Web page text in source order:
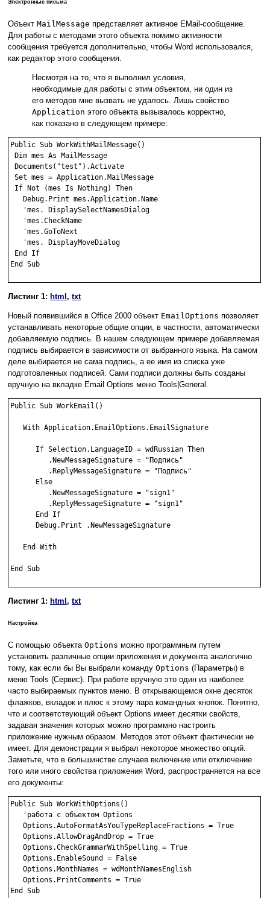
Электронные письма
Объект MailMessage представляет активное EMail-сообщение.
Для работы с методами этого объекта помимо активности
сообщения требуется дополнительно, чтобы Word использовался,
как редактор этого сообщения.
Несмотря на то, что я выполнил условия,
необходимые для работы с этим объектом, ни один из
его методов мне вызвать не удалось. Лишь свойство
Application этого объекта вызывалось корректно,
как показано в следующем примере:
Public Sub WorkWithMailMessage()
Dim mes As MailMessage
Documents("test").Activate
Set mes = Application.MailMessage
If Not (mes Is Nothing) Then
   Debug.Print mes.Application.Name
   'mes. DisplaySelectNamesDialog
   'mes.CheckName
   'mes.GoToNext
   'mes. DisplayMoveDialog
End If
End Sub
Листинг 1: html , txt
Новый появившийся в Office 2000 объект EmailOptions позволяет
устанавливать некоторые общие опции, в частности, автоматически
добавляемую подпись. В нашем следующем примере добавляемая
подпись выбирается в зависимости от выбранного языка. На самом
деле выбирается не сама подпись, а ее имя из списка уже
подготовленных подписей. Сами подписи должны быть созданы
вручную на вкладке Email Options меню Tools|General.
Public Sub WorkEmail()
   With Application.EmailOptions.EmailSignature
      If Selection.LanguageID = wdRussian Then
         .NewMessageSignature = "Подпись"
         .ReplyMessageSignature = "Подпись"
      Else
         .NewMessageSignature = "sign1"
         .ReplyMessageSignature = "sign1"
      End If
      Debug.Print .NewMessageSignature
   End With
End Sub
Листинг 1: html , txt
Настройка
С помощью объекта Options можно программным путем
установить различные опции приложения и документа аналогично
тому, как если бы Вы выбрали команду Options (Параметры) в
меню Tools (Сервис). При работе вручную это один из наиболее
часто выбираемых пунктов меню. В открывающемся окне десяток
флажков, вкладок и плюс к этому пара командных кнопок. Понятно,
что и соответствующий объект Options имеет десятки свойств,
задавая значения которых можно программно настроить
приложение нужным образом. Методов этот объект фактически не
имеет. Для демонстрации я выбрал некоторое множество опций.
Заметьте, что в большинстве случаев включение или отключение
того или иного свойства приложения Word, распространяется на все
его документы:
Public Sub WorkWithOptions()
   'работа с объектом Options
   Options.AutoFormatAsYouTypeReplaceFractions = True
   Options.AllowDragAndDrop = True
   Options.CheckGrammarWithSpelling = True
   Options.EnableSound = False
   Options.MonthNames = wdMonthNamesEnglish
   Options.PrintComments = True
End Sub